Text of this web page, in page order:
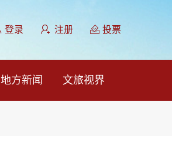
登录 注册 投票
地方新闻 文旅视界